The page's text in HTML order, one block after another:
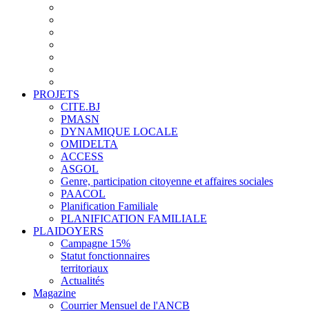
PROJETS
CITE.BJ
PMASN
DYNAMIQUE LOCALE
OMIDELTA
ACCESS
ASGOL
Genre, participation citoyenne et affaires sociales
PAACOL
Planification Familiale
PLANIFICATION FAMILIALE
PLAIDOYERS
Campagne 15%
Statut fonctionnaires
territoriaux
Actualités
Magazine
Courrier Mensuel de l'ANCB